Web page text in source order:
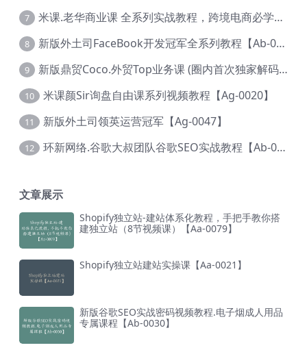
7 米课.老华商业课 全系列实战教程，跨境电商必学，价值16900元【Ag-0053】
8 新版外土司FaceBook开发冠军全系列教程【Ab-0021】
9 新版鼎贸Coco.外贸Top业务课 (圈内首次独家解码|460节课)【Ag-0091】
10 米课颜Sir询盘自由课系列视频教程【Ag-0020】
11 新版外土司领英运营冠军【Ag-0047】
12 环新网络.谷歌大叔团队谷歌SEO实战教程【Ab-0024】
文章展示
Shopify独立站-建站体系化教程，手把手教你搭
建独立站（8节视频课）【Aa-0079】
Shopify独立站建站实操课【Aa-0021】
新版谷歌SEO实战密码视频教程.电子烟成人用品
专属课程【Ab-0030】